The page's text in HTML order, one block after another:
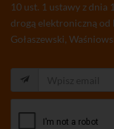
10 ust. 1 ustawy z dnia
drogą elektroniczną od
Gołaszewski,